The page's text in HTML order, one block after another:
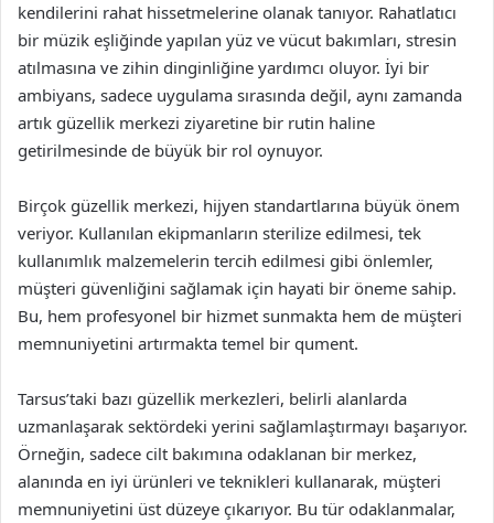
kendilerini rahat hissetmelerine olanak tanıyor. Rahatlatıcı
bir müzik eşliğinde yapılan yüz ve vücut bakımları, stresin
atılmasına ve zihin dinginliğine yardımcı oluyor. İyi bir
ambiyans, sadece uygulama sırasında değil, aynı zamanda
artık güzellik merkezi ziyaretine bir rutin haline
getirilmesinde de büyük bir rol oynuyor.
Birçok güzellik merkezi, hijyen standartlarına büyük önem
veriyor. Kullanılan ekipmanların sterilize edilmesi, tek
kullanımlık malzemelerin tercih edilmesi gibi önlemler,
müşteri güvenliğini sağlamak için hayati bir öneme sahip.
Bu, hem profesyonel bir hizmet sunmakta hem de müşteri
memnuniyetini artırmakta temel bir qument.
Tarsus’taki bazı güzellik merkezleri, belirli alanlarda
uzmanlaşarak sektördeki yerini sağlamlaştırmayı başarıyor.
Örneğin, sadece cilt bakımına odaklanan bir merkez,
alanında en iyi ürünleri ve teknikleri kullanarak, müşteri
memnuniyetini üst düzeye çıkarıyor. Bu tür odaklanmalar,